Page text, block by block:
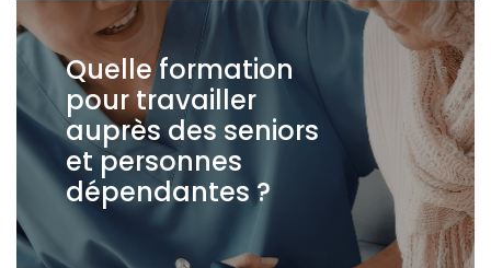
Quelle formation
pour travailler
auprès des seniors
et personnes
dépendantes ?